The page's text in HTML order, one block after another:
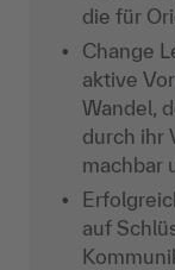
die für
Change
aktive
Wandel,
durch ihr
machbar
auf